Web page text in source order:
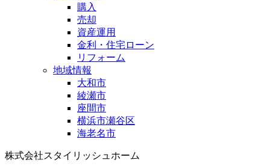
購入
売却
資産運用
金利・住宅ローン
リフォーム
地域情報
大和市
綾瀬市
座間市
横浜市瀬谷区
海老名市
株式会社スタイリッシュホーム